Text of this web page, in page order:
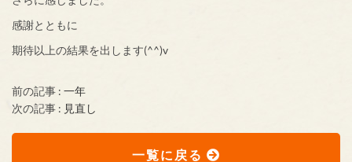
感謝とともに
期待以上の結果を出します(^^)v
前の記事 : 一年
次の記事 : 見直し
一覧に戻る